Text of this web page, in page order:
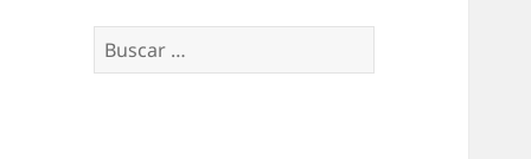
Buscar
por: